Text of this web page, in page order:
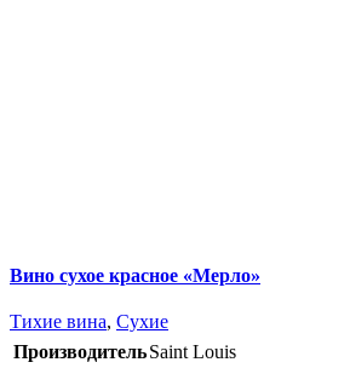
Вино сухое красное «Мерло»
Тихие вина, Сухие
ПроизводительSaint Louis